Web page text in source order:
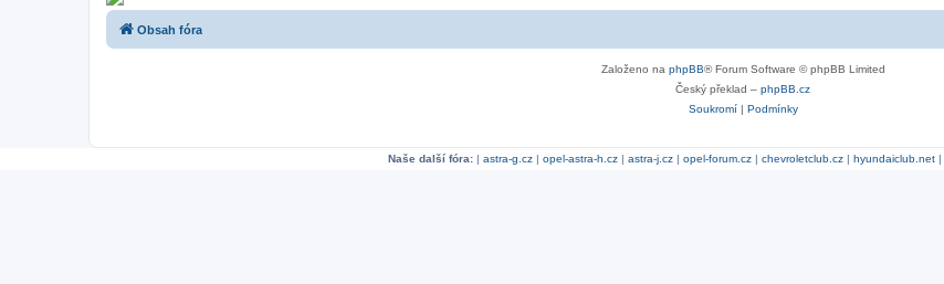
Obsah fóra
Založeno na phpBB® Forum Software © phpBB Limited
Český překlad – phpBB.cz
Soukromí| Podmínky
Naše další fóra: | astra-g.cz | opel-astra-h.cz | astra-j.cz | opel-forum.cz | chevroletclub.cz | hyundaiclub.net |